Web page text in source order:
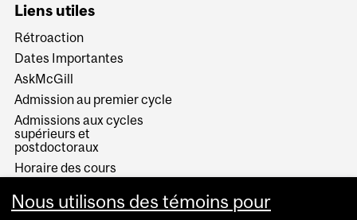
Liens utiles
Rétroaction
Dates Importantes
AskMcGill
Admission au premier cycle
Admissions aux cycles
supérieurs et
postdoctoraux
Horaire des cours
Services aux étudiants
Nous utilisons des témoins pour